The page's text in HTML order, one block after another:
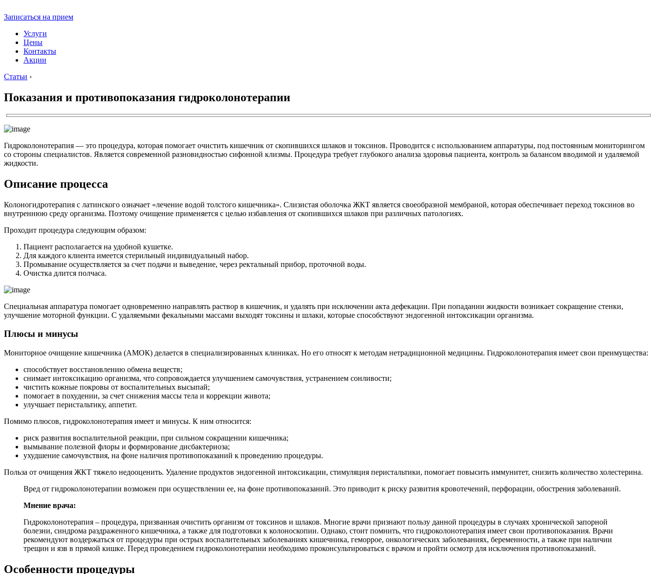
Записаться на прием
Услуги
Цены
Контакты
Акции
Статьи ›
Показания и противопоказания гидроколонотерапии
Гидроколонотерапия — это процедура, которая помогает очистить кишечник от скопившихся шлаков и токсинов. Проводится с использованием аппаратуры, под постоянным мониторингом
со стороны специалистов. Является современной разновидностью сифонной клизмы. Процедура требует глубокого анализа здоровья пациента, контроль за балансом вводимой и удаляемой
жидкости.
Описание процесса
Колоногидротерапия с латинского означает «лечение водой толстого кишечника». Слизистая оболочка ЖКТ является своеобразной мембраной, которая обеспечивает переход токсинов во
внутреннюю среду организма. Поэтому очищение применяется с целью избавления от скопившихся шлаков при различных патологиях.
Проходит процедура следующим образом:
Пациент располагается на удобной кушетке.
Для каждого клиента имеется стерильный индивидуальный набор.
Промывание осуществляется за счет подачи и выведение, через ректальный прибор, проточной воды.
Очистка длится полчаса.
Специальная аппаратура помогает одновременно направлять раствор в кишечник, и удалять при исключении акта дефекации. При попадании жидкости возникает сокращение стенки,
улучшение моторной функции. С удаляемыми фекальными массами выходят токсины и шлаки, которые способствуют эндогенной интоксикации организма.
Плюсы и минусы
Мониторное очищение кишечника (АМОК) делается в специализированных клиниках. Но его относят к методам нетрадиционной медицины. Гидроколонотерапия имеет свои преимущества:
способствует восстановлению обмена веществ;
снимает интоксикацию организма, что сопровождается улучшением самочувствия, устранением сонливости;
чистить кожные покровы от воспалительных высыпай;
помогает в похудении, за счет снижения массы тела и коррекции живота;
улучшает перистальтику, аппетит.
Помимо плюсов, гидроколонотерапия имеет и минусы. К ним относится:
риск развития воспалительной реакции, при сильном сокращении кишечника;
вымывание полезной флоры и формирование дисбактериоза;
ухудшение самочувствия, на фоне наличия противопоказаний к проведению процедуры.
Польза от очищения ЖКТ тяжело недооценить. Удаление продуктов эндогенной интоксикации, стимуляция перистальтики, помогает повысить иммунитет, снизить количество холестерина.
Вред от гидроколонотерапии возможен при осуществлении ее, на фоне противопоказаний. Это приводит к риску развития кровотечений, перфорации, обострения заболеваний.
Мнение врача:
Гидроколонотерапия – процедура, призванная очистить организм от токсинов и шлаков. Многие врачи признают пользу данной процедуры в случаях хронической запорной
болезни, синдрома раздраженного кишечника, а также для подготовки к колоноскопии. Однако, стоит помнить, что гидроколонотерапия имеет свои противопоказания. Врачи
рекомендуют воздержаться от процедуры при острых воспалительных заболеваниях кишечника, геморрое, онкологических заболеваниях, беременности, а также при наличии
трещин и язв в прямой кишке. Перед проведением гидроколонотерапии необходимо проконсультироваться с врачом и пройти осмотр для исключения противопоказаний.
Особенности процедуры